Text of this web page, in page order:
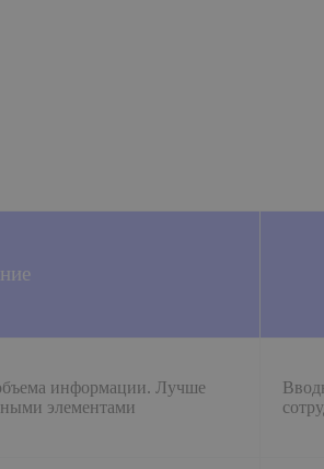
информации. Лучше
элементами